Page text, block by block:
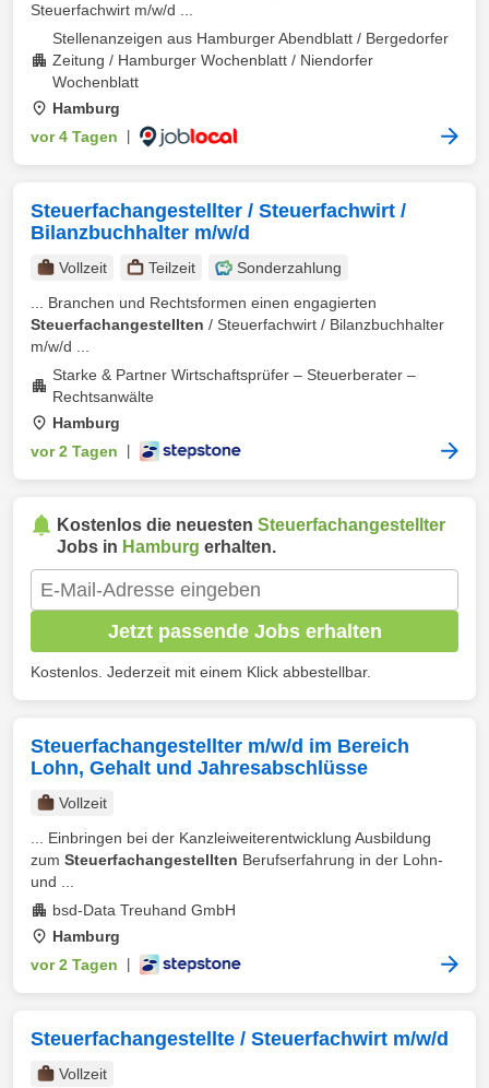
Steuerfachwirt m/w/d ...
Stellenanzeigen aus Hamburger Abendblatt / Bergedorfer
Zeitung / Hamburger Wochenblatt / Niendorfer
Wochenblatt
Hamburg
vor 4 Tagen
Steuerfachangestellter / Steuerfachwirt /
Bilanzbuchhalter m/w/d
Vollzeit Teilzeit
Sonderzahlung
... Branchen und Rechtsformen einen engagierten
Steuerfachangestellten / Steuerfachwirt / Bilanzbuchhalter
m/w/d ...
Starke & Partner Wirtschaftsprüfer – Steuerberater –
Rechtsanwälte
Hamburg
vor 2 Tagen
Kostenlos die neuesten Steuerfachangestellter
Jobs in Hamburg erhalten.
Jetzt passende Jobs erhalten
Kostenlos. Jederzeit mit einem Klick abbestellbar.
Steuerfachangestellter m/w/d im Bereich
Lohn, Gehalt und Jahresabschlüsse
Vollzeit
... Einbringen bei der Kanzleiweiterentwicklung Ausbildung
zum Steuerfachangestellten Berufserfahrung in der Lohn-
und ...
bsd-Data Treuhand GmbH
Hamburg
vor 2 Tagen
Steuerfachangestellte / Steuerfachwirt m/w/d
Vollzeit